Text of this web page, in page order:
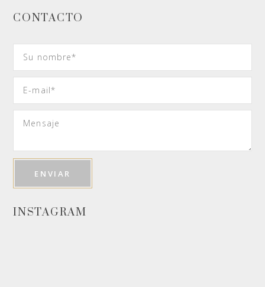
CONTACTO
INSTAGRAM